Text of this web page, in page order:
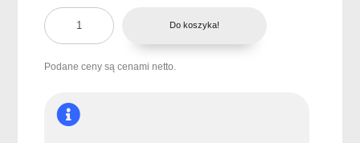
ilość
5-
minutowa
klepsydra
Do koszyka!
Podane ceny są cenami netto.